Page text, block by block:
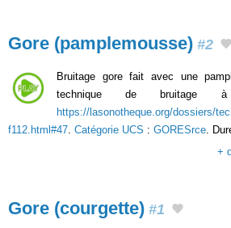
Gore (pamplemousse) #2
Bruitage gore fait avec une
technique de
https://lasonotheque.org/dossiers/
f112.html#47 Catégorie UCS : GORESrce .
+
Gore (courgette) #1